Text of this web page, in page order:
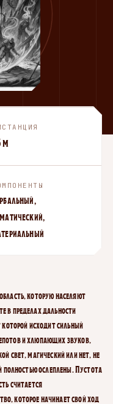
м
которую населяют
в пределах дальности
исходит сильный
и хлюпающих звуков,
свет, магический или нет, не
полностью ослеплены. Пустота
считается
которое начинает свой ход